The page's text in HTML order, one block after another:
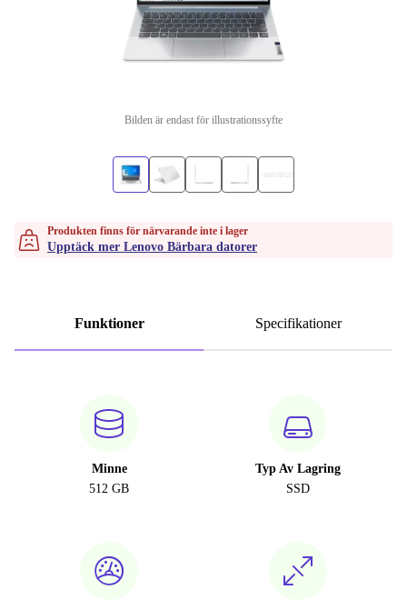
Bilden är endast för illustrationssyfte
Produkten finns för närvarande inte i lager
Upptäck mer Lenovo Bärbara datorer
Funktioner Specifikationer
Minne
512 GB
Typ Av Lagring
SSD